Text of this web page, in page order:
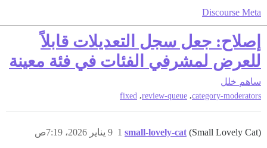
Discourse Meta
إصلاح: جعل سجل التعديلات قابلاً
للعرض لمشرفي الفئات في فئة معينة
ساهم خلل
category-moderators
,
review-queue
,
fixed
small-lovely-cat (Small Lovely Cat) 9 يناير 2026، 7:19ص 1